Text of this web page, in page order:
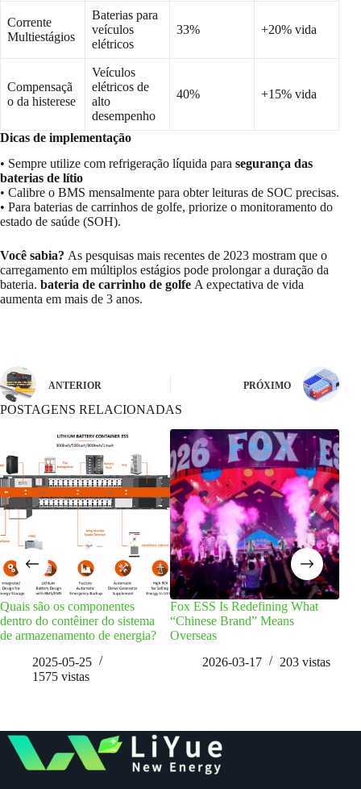
Corrente
Multiestágios
Baterias para
veículos
elétricos
33% +20% vida
Compensaçã
o da histerese
Veículos
elétricos de
alto
desempenho
40% +15% vida
Dicas de implementação
• Sempre utilize com refrigeração líquida para segurança das
baterias de lítio
• Calibre o BMS mensalmente para obter leituras de SOC precisas.
• Para baterias de carrinhos de golfe, priorize o monitoramento do
estado de saúde (SOH).
Você sabia? As pesquisas mais recentes de 2023 mostram que o
carregamento em múltiplos estágios pode prolongar a duração da
bateria. bateria de carrinho de golfe A expectativa de vida
aumenta em mais de 3 anos.
ANTERIOR PRÓXIMO
POSTAGENS RELACIONADAS
Quais são os componentes
dentro do contêiner do sistema
de armazenamento de energia?
2025-05-25
1575 vistas
Fox ESS Is Redefining What
“Chinese Brand” Means
Overseas
2026-03-17
203 vistas